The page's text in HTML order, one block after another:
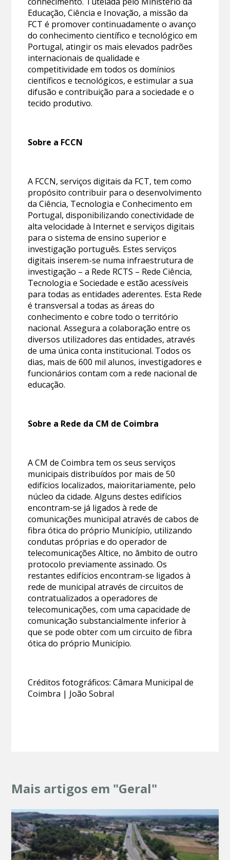
Educação, Ciência e Inovação, a missão da
FCT é promover continuadamente o avanço
do conhecimento científico e tecnológico em
Portugal, atingir os mais elevados padrões
internacionais de qualidade e
competitividade em todos os domínios
científicos e tecnológicos, e estimular a sua
difusão e contribuição para a sociedade e o
tecido produtivo.
Sobre a FCCN
A FCCN, serviços digitais da FCT, tem como
propósito contribuir para o desenvolvimento
da Ciência, Tecnologia e Conhecimento em
Portugal, disponibilizando conectividade de
alta velocidade à Internet e serviços digitais
para o sistema de ensino superior e
investigação português. Estes serviços
digitais inserem-se numa infraestrutura de
investigação – a Rede RCTS – Rede Ciência,
Tecnologia e Sociedade e estão acessíveis
para todas as entidades aderentes. Esta Rede
é transversal a todas as áreas do
conhecimento e cobre todo o território
nacional. Assegura a colaboração entre os
diversos utilizadores das entidades, através
de uma única conta institucional. Todos os
dias, mais de 600 mil alunos, investigadores e
funcionários contam com a rede nacional de
educação.
Sobre a Rede da CM de Coimbra
A CM de Coimbra tem os seus serviços
municipais distribuídos por mais de 50
edifícios localizados, maioritariamente, pelo
núcleo da cidade. Alguns destes edifícios
encontram-se já ligados à rede de
comunicações municipal através de cabos de
fibra ótica do próprio Município, utilizando
condutas próprias e do operador de
telecomunicações Altice, no âmbito de outro
protocolo previamente assinado. Os
restantes edifícios encontram-se ligados à
rede de municipal através de circuitos de
contratualizados a operadores de
telecomunicações, com uma capacidade de
comunicação substancialmente inferior à
que se pode obter com um circuito de fibra
ótica do próprio Município.
Créditos fotográficos: Câmara Municipal de
Coimbra | João Sobral
Mais artigos em "Geral"